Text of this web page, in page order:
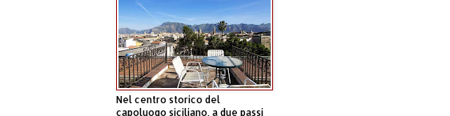
Nel centro storico del
capoluogo siciliano, a due passi